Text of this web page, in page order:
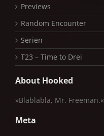
Previews
Random Encounter
Serien
T23 – Time to Drei
About Hooked
»Blablabla, Mr. Freeman.«
Meta